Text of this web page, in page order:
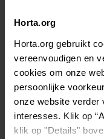
Horta.org
Horta.org gebruikt
vereenvoudigen en
cookies om onze
persoonlijke
onze website verder
interesses. Klik op
klik op "Details"
Description
Le panier rond pour
compagnon un
tissu ultra doux et
son design élégant
Pratique et facile à